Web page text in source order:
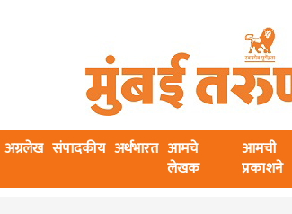
अग्रलेख संपादकीय अर्थभारत आमचे
लेखक
आमची
प्रकाशने